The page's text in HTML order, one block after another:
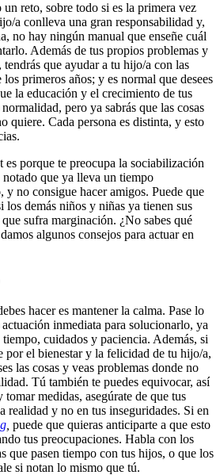
un reto, sobre todo si es la primera vez
a conlleva una gran responsabilidad y,
no hay ningún manual que enseñe cuál
Además de tus propios problemas y
que ayudar a tu hijo/a con las
primeros años; y es normal que desees
la educación y el crecimiento de tus
pero ya sabrás que las cosas
quiere. Cada persona es distinta, y esto
es porque te preocupa la sociabilización
que ya lleva un tiempo
y no consigue hacer amigos. Puede que
los demás niños y niñas ya tienen sus
sufra marginación. ¿No sabes qué
algunos consejos para actuar en
hacer es mantener la calma. Pase lo
inmediata para solucionarlo, ya
tiempo, cuidados y paciencia. Además, si
por el bienestar y la felicidad de tu hijo/a,
las cosas y veas problemas donde no
Tú también te puedes equivocar, así
tomar medidas, asegúrate de que tus
realidad y no en tus inseguridades. Si en
puede que quieras anticiparte a que esto
tus preocupaciones. Habla con los
que pasen tiempo con tus hijos, o que los
si notan lo mismo que tú.